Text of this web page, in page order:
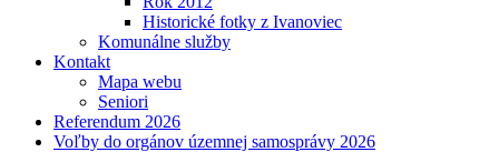
Historické fotky z Ivanoviec
Komunálne služby
Kontakt
Mapa webu
Seniori
Referendum 2026
Voľby do orgánov územnej samosprávy 2026